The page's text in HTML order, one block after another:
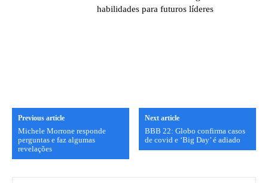
habilidades para futuros líderes
Previous article
Michele Morrone responde
perguntas e faz algumas
revelações
Next article
BBB 22: Globo confirma casos
de covid e ‘Big Day’ é adiado